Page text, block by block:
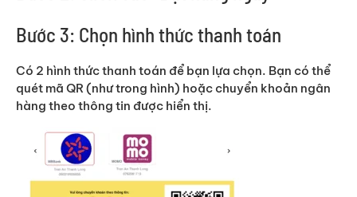
Bước 3: Chọn hình thức thanh toán
Có 2 hình thức thanh toán để bạn lựa chọn. Bạn có thể
quét mã QR (như trong hình) hoặc chuyển khoản ngân
hàng theo thông tin được hiển thị.